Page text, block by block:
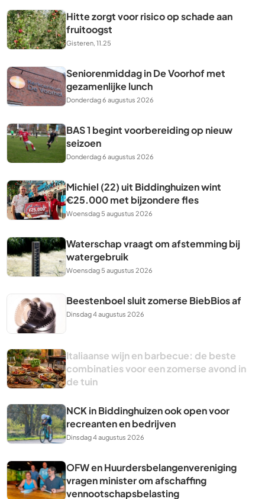
Hitte zorgt voor risico op schade aan
fruitoogst
Gisteren, 11.25
Seniorenmiddag in De Voorhof met
gezamenlijke lunch
Donderdag 6 augustus 2026
BAS 1 begint voorbereiding op nieuw
seizoen
Donderdag 6 augustus 2026
Michiel (22) uit Biddinghuizen wint
€25.000 met bijzondere fles
Woensdag 5 augustus 2026
Waterschap vraagt om afstemming bij
watergebruik
Woensdag 5 augustus 2026
Beestenboel sluit zomerse BiebBios af
Dinsdag 4 augustus 2026
Italiaanse wijn en barbecue: de beste
combinaties voor een zomerse avond in
de tuin
NCK in Biddinghuizen ook open voor
recreanten en bedrijven
Dinsdag 4 augustus 2026
OFW en Huurdersbelangenvereniging
vragen minister om afschaffing
vennootschapsbelasting